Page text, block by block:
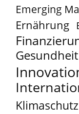
Emerging
Ernährung
Gesundheit
Klimaschutz